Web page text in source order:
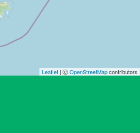
Leaflet | ⒸOpenStreetMapcontributors